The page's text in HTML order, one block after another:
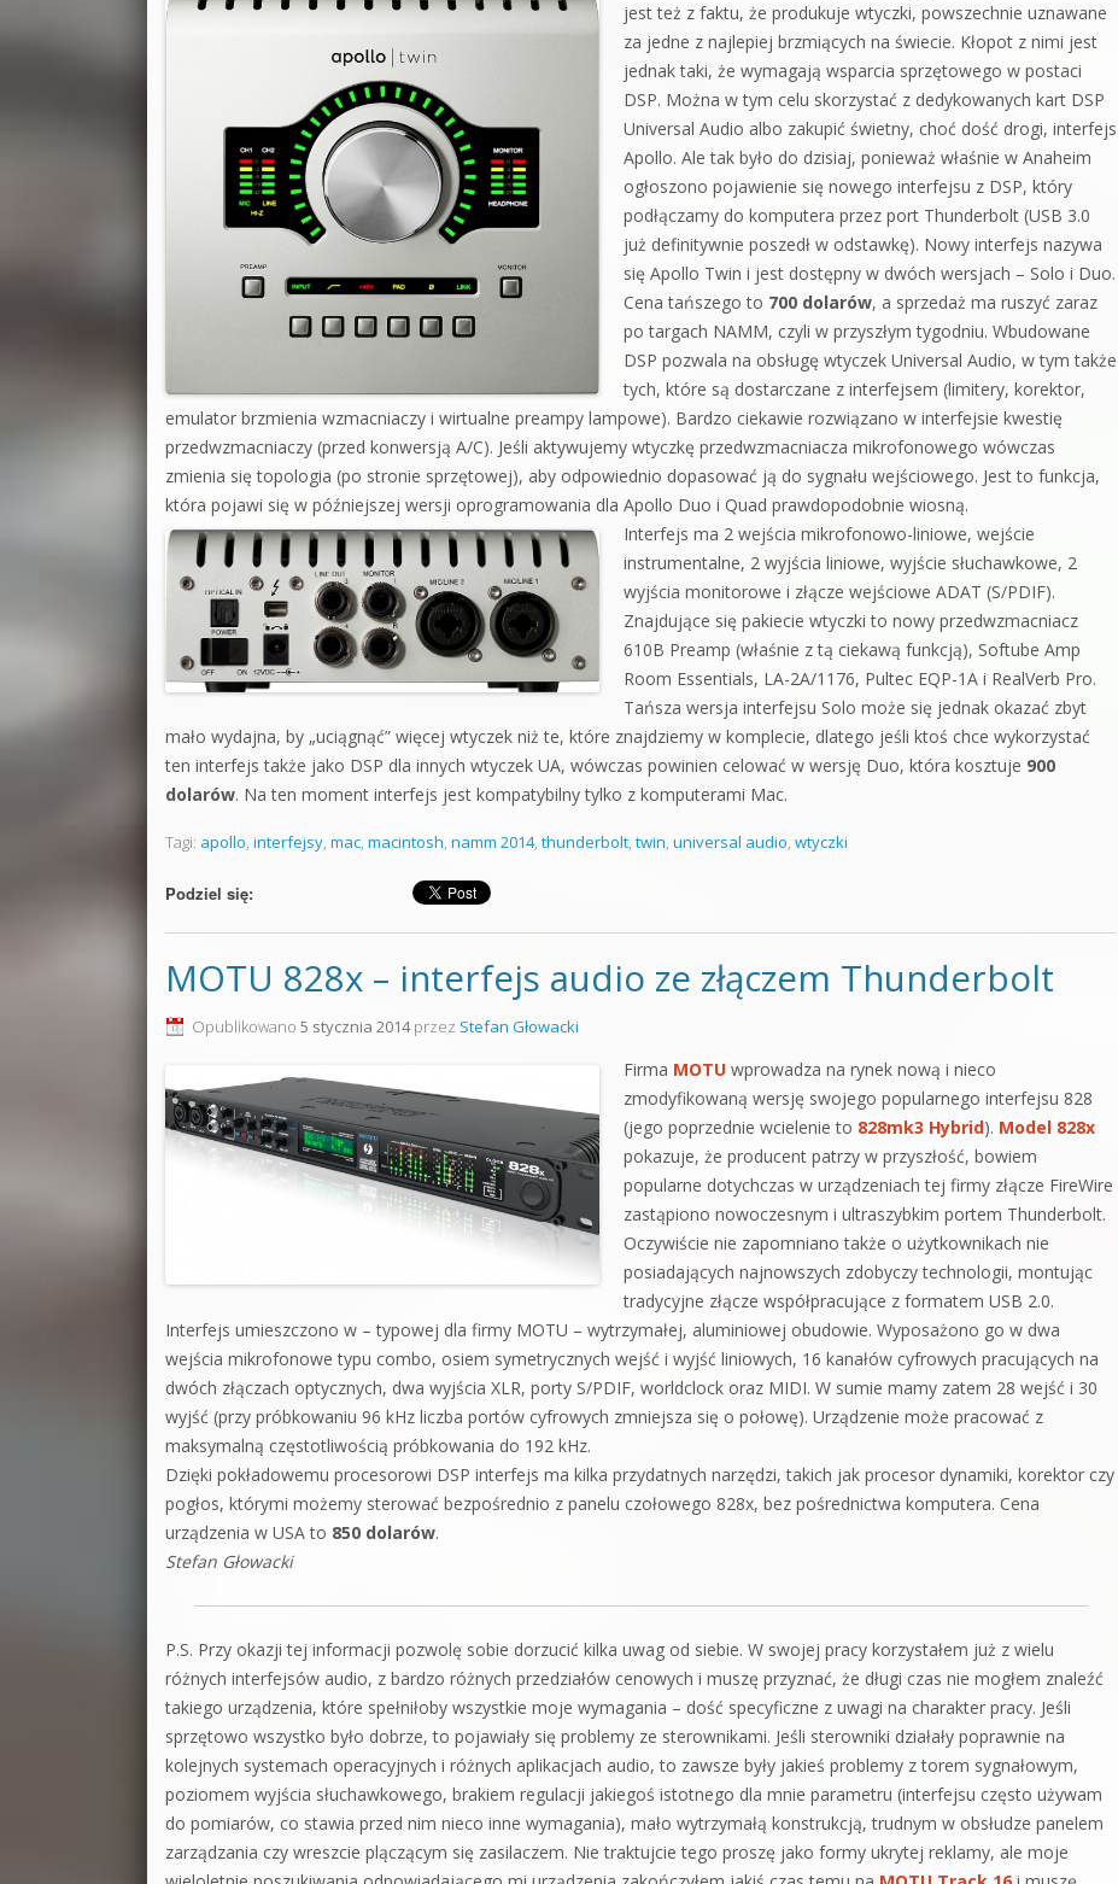
jest też z faktu, że produkuje wtyczki, powszechnie uznawane
za jedne z najlepiej brzmiących na świecie. Kłopot z nimi jest
jednak taki, że wymagają wsparcia sprzętowego w postaci
DSP. Można w tym celu skorzystać z dedykowanych kart DSP
Universal Audio albo zakupić świetny, choć dość drogi, interfejs
Apollo. Ale tak było do dzisiaj, ponieważ właśnie w Anaheim
ogłoszono pojawienie się nowego interfejsu z DSP, który
podłączamy do komputera przez port Thunderbolt (USB 3.0
już definitywnie poszedł w odstawkę). Nowy interfejs nazywa
się Apollo Twin i jest dostępny w dwóch wersjach – Solo i Duo.
Cena tańszego to 700 dolarów, a sprzedaż ma ruszyć zaraz
po targach NAMM, czyli w przyszłym tygodniu. Wbudowane
DSP pozwala na obsługę wtyczek Universal Audio, w tym także
tych, które są dostarczane z interfejsem (limitery, korektor,
emulator brzmienia wzmacniaczy i wirtualne preampy lampowe). Bardzo ciekawie rozwiązano w interfejsie kwestię
przedwzmacniaczy (przed konwersją A/C). Jeśli aktywujemy wtyczkę przedwzmacniacza mikrofonowego wówczas
zmienia się topologia (po stronie sprzętowej), aby odpowiednio dopasować ją do sygnału wejściowego. Jest to funkcja,
która pojawi się w późniejszej wersji oprogramowania dla Apollo Duo i Quad prawdopodobnie wiosną.
Interfejs ma 2 wejścia mikrofonowo-liniowe, wejście
instrumentalne, 2 wyjścia liniowe, wyjście słuchawkowe, 2
wyjścia monitorowe i złącze wejściowe ADAT (S/PDIF).
Znajdujące się pakiecie wtyczki to nowy przedwzmacniacz
610B Preamp (właśnie z tą ciekawą funkcją), Softube Amp
Room Essentials, LA-2A/1176, Pultec EQP-1A i RealVerb Pro.
Tańsza wersja interfejsu Solo może się jednak okazać zbyt
mało wydajna, by „uciągnąć” więcej wtyczek niż te, które znajdziemy w komplecie, dlatego jeśli ktoś chce wykorzystać
ten interfejs także jako DSP dla innych wtyczek UA, wówczas powinien celować w wersję Duo, która kosztuje 900
dolarów. Na ten moment interfejs jest kompatybilny tylko z komputerami Mac.
Tagi: apollo, interfejsy, mac, macintosh, namm 2014, thunderbolt, twin, universal audio, wtyczki
Podziel się:
MOTU 828x – interfejs audio ze złączem Thunderbolt
Opublikowano 5 stycznia 2014przez Stefan Głowacki
Firma MOTU wprowadza na rynek nową i nieco
zmodyfikowaną wersję swojego popularnego interfejsu 828
(jego poprzednie wcielenie to 828mk3 Hybrid). Model 828x
pokazuje, że producent patrzy w przyszłość, bowiem
popularne dotychczas w urządzeniach tej firmy złącze FireWire
zastąpiono nowoczesnym i ultraszybkim portem Thunderbolt.
Oczywiście nie zapomniano także o użytkownikach nie
posiadających najnowszych zdobyczy technologii, montując
tradycyjne złącze współpracujące z formatem USB 2.0.
Interfejs umieszczono w – typowej dla firmy MOTU – wytrzymałej, aluminiowej obudowie. Wyposażono go w dwa
wejścia mikrofonowe typu combo, osiem symetrycznych wejść i wyjść liniowych, 16 kanałów cyfrowych pracujących na
dwóch złączach optycznych, dwa wyjścia XLR, porty S/PDIF, worldclock oraz MIDI. W sumie mamy zatem 28 wejść i 30
wyjść (przy próbkowaniu 96 kHz liczba portów cyfrowych zmniejsza się o połowę). Urządzenie może pracować z
maksymalną częstotliwością próbkowania do 192 kHz.
Dzięki pokładowemu procesorowi DSP interfejs ma kilka przydatnych narzędzi, takich jak procesor dynamiki, korektor czy
pogłos, którymi możemy sterować bezpośrednio z panelu czołowego 828x, bez pośrednictwa komputera. Cena
urządzenia w USA to 850 dolarów.
Stefan Głowacki
P.S. Przy okazji tej informacji pozwolę sobie dorzucić kilka uwag od siebie. W swojej pracy korzystałem już z wielu
różnych interfejsów audio, z bardzo różnych przedziałów cenowych i muszę przyznać, że długi czas nie mogłem znaleźć
takiego urządzenia, które spełniłoby wszystkie moje wymagania – dość specyficzne z uwagi na charakter pracy. Jeśli
sprzętowo wszystko było dobrze, to pojawiały się problemy ze sterownikami. Jeśli sterowniki działały poprawnie na
kolejnych systemach operacyjnych i różnych aplikacjach audio, to zawsze były jakieś problemy z torem sygnałowym,
poziomem wyjścia słuchawkowego, brakiem regulacji jakiegoś istotnego dla mnie parametru (interfejsu często używam
do pomiarów, co stawia przed nim nieco inne wymagania), mało wytrzymałą konstrukcją, trudnym w obsłudze panelem
zarządzania czy wreszcie plączącym się zasilaczem. Nie traktujcie tego proszę jako formy ukrytej reklamy, ale moje